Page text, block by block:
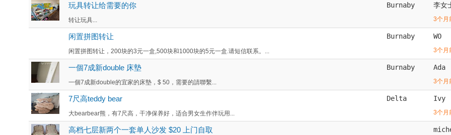
玩具转让给需要的你
转让玩具...
Burnaby 李女
3个月
闲置拼图转让
闲置拼图转让，200块的3元一盒,500块和1000块的5元一盒.请短信联系。...
Burnaby WO
3个月
一個7成新double 床墊
一個7成新double的宜家的床墊，$ 50，需要的請聯繫...
Burnaby Ada
3个月
7尺高teddy bear
大bearbear熊，有7尺高，干净保养好，适合男女生作伴玩用...
Delta Ivy
3个月
高档七层新两个一套单人沙发 $20 上门自取